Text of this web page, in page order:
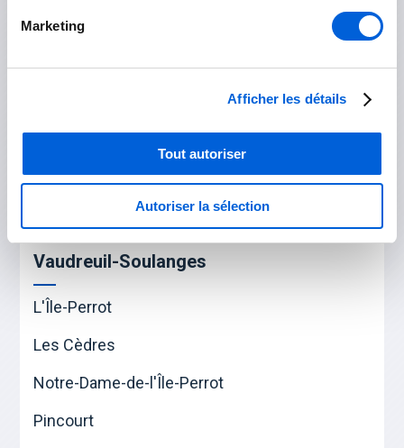
Marketing
Afficher les détails
Tout autoriser
Autoriser la sélection
Delson
Saint-Constant
Saint-Philippe
Sainte-Catherine
Vaudreuil-Soulanges
L'Île-Perrot
Les Cèdres
Notre-Dame-de-l'Île-Perrot
Pincourt